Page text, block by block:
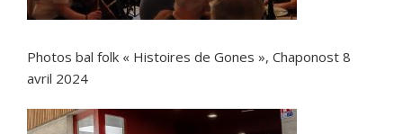
Photos bal folk « Histoires de Gones », Chaponost 8
avril 2024